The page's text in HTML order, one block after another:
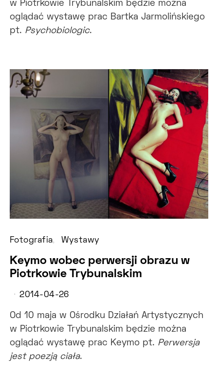
w Piotrkowie Trybunalskim będzie można
oglądać wystawę prac Bartka Jarmolińskiego
pt. Psychobiologic.
Fotografia Wystawy
Keymo wobec perwersji obrazu w
Piotrkowie Trybunalskim
2014-04-26
Od 10 maja w Ośrodku Działań Artystycznych
w Piotrkowie Trybunalskim będzie można
oglądać wystawę prac Keymo pt. Perwersja
jest poezją ciała.